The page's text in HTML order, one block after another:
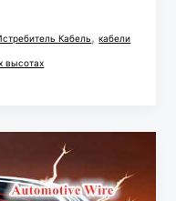
Кабель,кабели
высотах